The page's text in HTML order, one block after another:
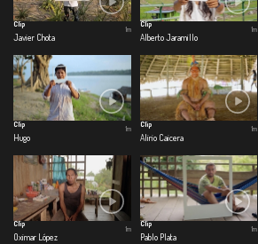
Clip
Javier Chota
1m
Clip
Alberto Jaramillo
1m
Clip
Hugo
1m
Clip
Alirio Caicera
1m
Clip
Oximar López
1m
Clip
Pablo Plata
1m